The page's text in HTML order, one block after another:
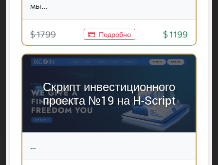
мы...
$ 1799 Подробно $ 1199
Скрипт инвестиционного
проекта №19 на H-Script
...